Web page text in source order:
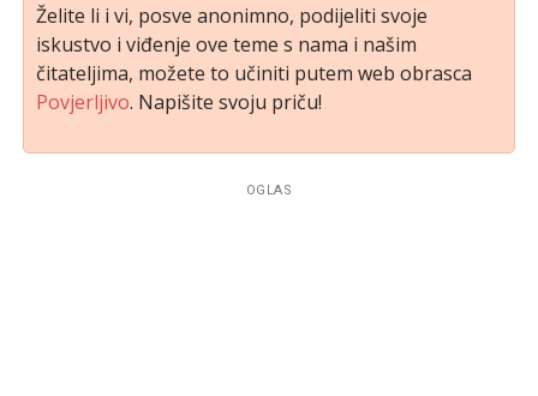
Želite li i vi, posve anonimno, podijeliti svoje
iskustvo i viđenje ove teme s nama i našim
čitateljima, možete to učiniti putem web obrasca
Povjerljivo. Napišite svoju priču!
OGLAS